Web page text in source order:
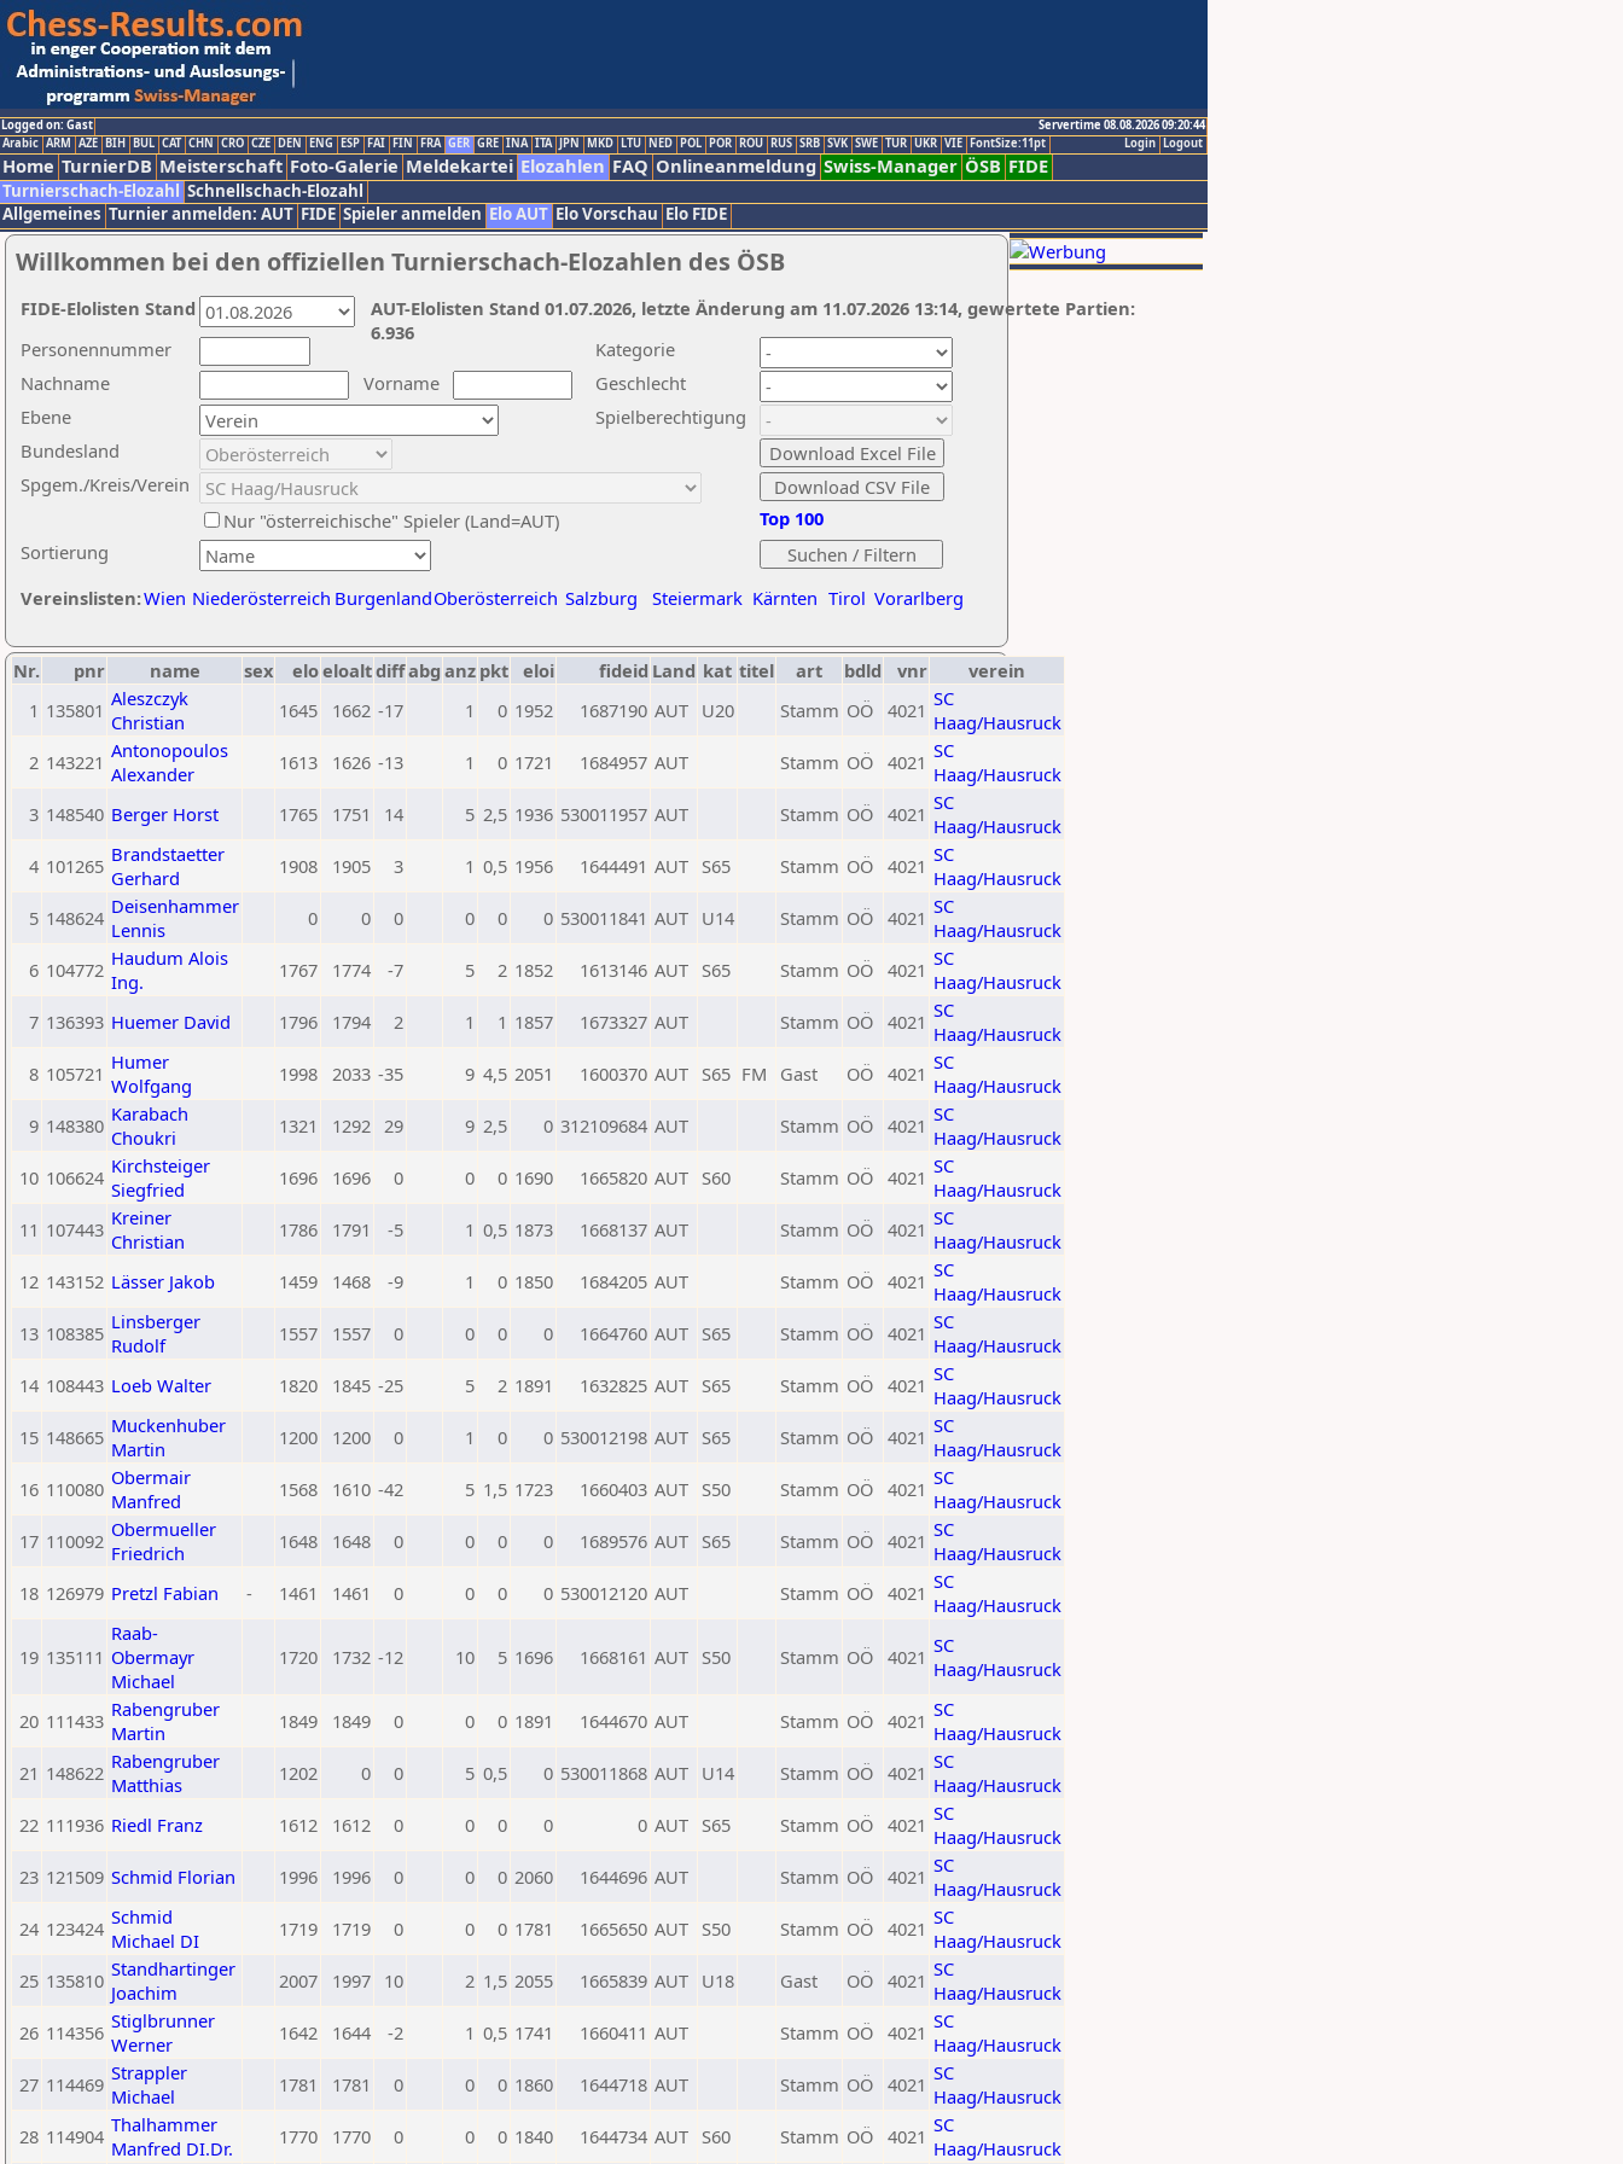
Logged on: Gast
Servertime 08.08.2026 09:20:44
Logout
Login
Arabic ARM AZE BIH BUL CAT CHN CRO CZE DEN ENG ESP FAI FIN FRA GER GRE INA ITA JPN MKD LTU NED POL POR ROU RUS SRB SVK SWE TUR UKR VIE FontSize:11pt
Home TurnierDB Meisterschaft Foto-Galerie Meldekartei Elozahlen FAQ Onlineanmeldung Swiss-Manager ÖSB FIDE
Turnierschach-Elozahl Schnellschach-Elozahl
Allgemeines Turnier anmelden: AUT FIDE Spieler anmelden Elo AUT Elo Vorschau Elo FIDE
Willkommen bei den offiziellen Turnierschach-Elozahlen des ÖSB
Nachname
Vorname
Ebene
Kategorie
Sortierung
Personennummer
Bundesland
Spgem./Kreis/Verein
Geschlecht
Nur "österreichische" Spieler (Land=AUT)
Spielberechtigung
Vereinslisten:Wien Niederösterreich BurgenlandOberösterreich Salzburg Steiermark Kärnten Tirol Vorarlberg
Top 100
AUT-Elolisten Stand 01.07.2026, letzte Änderung am 11.07.2026 13:14, gewertete Partien:
6.936
FIDE-Elolisten Stand
Nr. pnr name sex eloeloaltdiffabg anz pkt eloi fideid Land kat titel art bdld vnr
verein
1 135801 Aleszczyk
Christian
1645 1662 -17 1 0 1952 1687190 AUT U20 Stamm OÖ 4021 SC
Haag/Hausruck
2 143221 Antonopoulos
Alexander
1613 1626 -13 1 0 1721 1684957 AUT Stamm OÖ 4021 SC
Haag/Hausruck
3 148540 Berger Horst 1765 1751 14 5 2,5 1936 530011957 AUT Stamm OÖ 4021 SC
Haag/Hausruck
4 101265 Brandstaetter
Gerhard
1908 1905 3 1 0,5 1956 1644491 AUT S65 Stamm OÖ 4021 SC
Haag/Hausruck
5 148624 Deisenhammer
Lennis
0 0 0 0 0 0 530011841 AUT U14 Stamm OÖ 4021 SC
Haag/Hausruck
6 104772 Haudum Alois
Ing.
1767 1774 -7 5 2 1852 1613146 AUT S65 Stamm OÖ 4021 SC
Haag/Hausruck
7 136393 Huemer David 1796 1794 2 1 1 1857 1673327 AUT Stamm OÖ 4021 SC
Haag/Hausruck
8 105721 Humer
Wolfgang
1998 2033 -35 9 4,5 2051 1600370 AUT S65 FM Gast OÖ 4021 SC
Haag/Hausruck
9 148380 Karabach
Choukri
1321 1292 29 9 2,5 0 312109684 AUT Stamm OÖ 4021 SC
Haag/Hausruck
10 106624 Kirchsteiger
Siegfried
1696 1696 0 0 0 1690 1665820 AUT S60 Stamm OÖ 4021 SC
Haag/Hausruck
11 107443 Kreiner
Christian
1786 1791 -5 1 0,5 1873 1668137 AUT Stamm OÖ 4021 SC
Haag/Hausruck
12 143152 Lässer Jakob 1459 1468 -9 1 0 1850 1684205 AUT Stamm OÖ 4021 SC
Haag/Hausruck
13 108385 Linsberger
Rudolf
1557 1557 0 0 0 0 1664760 AUT S65 Stamm OÖ 4021 SC
Haag/Hausruck
14 108443 Loeb Walter 1820 1845 -25 5 2 1891 1632825 AUT S65 Stamm OÖ 4021 SC
Haag/Hausruck
15 148665 Muckenhuber
Martin
1200 1200 0 1 0 0 530012198 AUT S65 Stamm OÖ 4021 SC
Haag/Hausruck
16 110080 Obermair
Manfred
1568 1610 -42 5 1,5 1723 1660403 AUT S50 Stamm OÖ 4021 SC
Haag/Hausruck
17 110092 Obermueller
Friedrich
1648 1648 0 0 0 0 1689576 AUT S65 Stamm OÖ 4021 SC
Haag/Hausruck
18 126979 Pretzl Fabian - 1461 1461 0 0 0 0 530012120 AUT Stamm OÖ 4021 SC
Haag/Hausruck
19 135111
Raab-
Obermayr
Michael
1720 1732 -12 10 5 1696 1668161 AUT S50 Stamm OÖ 4021 SC
Haag/Hausruck
20 111433 Rabengruber
Martin
1849 1849 0 0 0 1891 1644670 AUT Stamm OÖ 4021 SC
Haag/Hausruck
21 148622 Rabengruber
Matthias
1202 0 0 5 0,5 0 530011868 AUT U14 Stamm OÖ 4021 SC
Haag/Hausruck
22 111936 Riedl Franz 1612 1612 0 0 0 0 0 AUT S65 Stamm OÖ 4021 SC
Haag/Hausruck
23 121509 Schmid Florian 1996 1996 0 0 0 2060 1644696 AUT Stamm OÖ 4021 SC
Haag/Hausruck
24 123424 Schmid
Michael DI
1719 1719 0 0 0 1781 1665650 AUT S50 Stamm OÖ 4021 SC
Haag/Hausruck
25 135810 Standhartinger
Joachim
2007 1997 10 2 1,5 2055 1665839 AUT U18 Gast OÖ 4021 SC
Haag/Hausruck
26 114356 Stiglbrunner
Werner
1642 1644 -2 1 0,5 1741 1660411 AUT Stamm OÖ 4021 SC
Haag/Hausruck
27 114469 Strappler
Michael
1781 1781 0 0 0 1860 1644718 AUT Stamm OÖ 4021 SC
Haag/Hausruck
28 114904 Thalhammer
Manfred DI.Dr.
1770 1770 0 0 0 1840 1644734 AUT S60 Stamm OÖ 4021 SC
Haag/Hausruck